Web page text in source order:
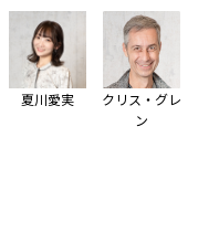
クリス・グレ
ン
夏川愛実